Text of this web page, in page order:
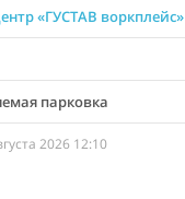
«ГУСТАВ воркплейс»
парковка
2026 12:10